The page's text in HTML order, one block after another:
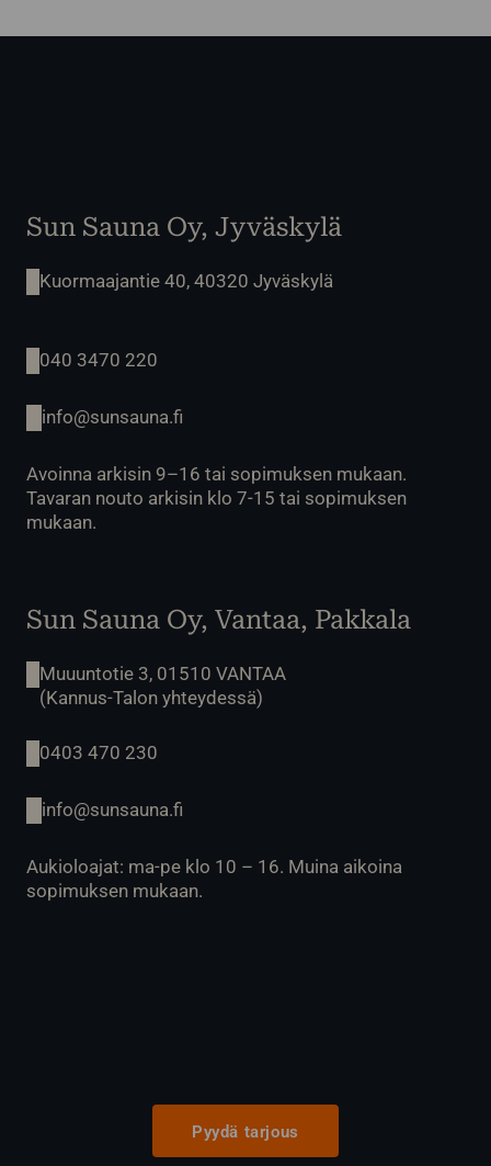
Sun Sauna Oy, Jyväskylä
Kuormaajantie 40, 40320 Jyväskylä
040 3470 220
info@sunsauna.fi
Avoinna arkisin 9–16 tai sopimuksen mukaan.
Tavaran nouto arkisin klo 7-15 tai sopimuksen
mukaan.
Sun Sauna Oy, Vantaa, Pakkala
Muuuntotie 3, 01510 VANTAA
(Kannus-Talon yhteydessä)
0403 470 230
info@sunsauna.fi
Aukioloajat: ma-pe klo 10 – 16. Muina aikoina
sopimuksen mukaan.
Pyydä tarjous